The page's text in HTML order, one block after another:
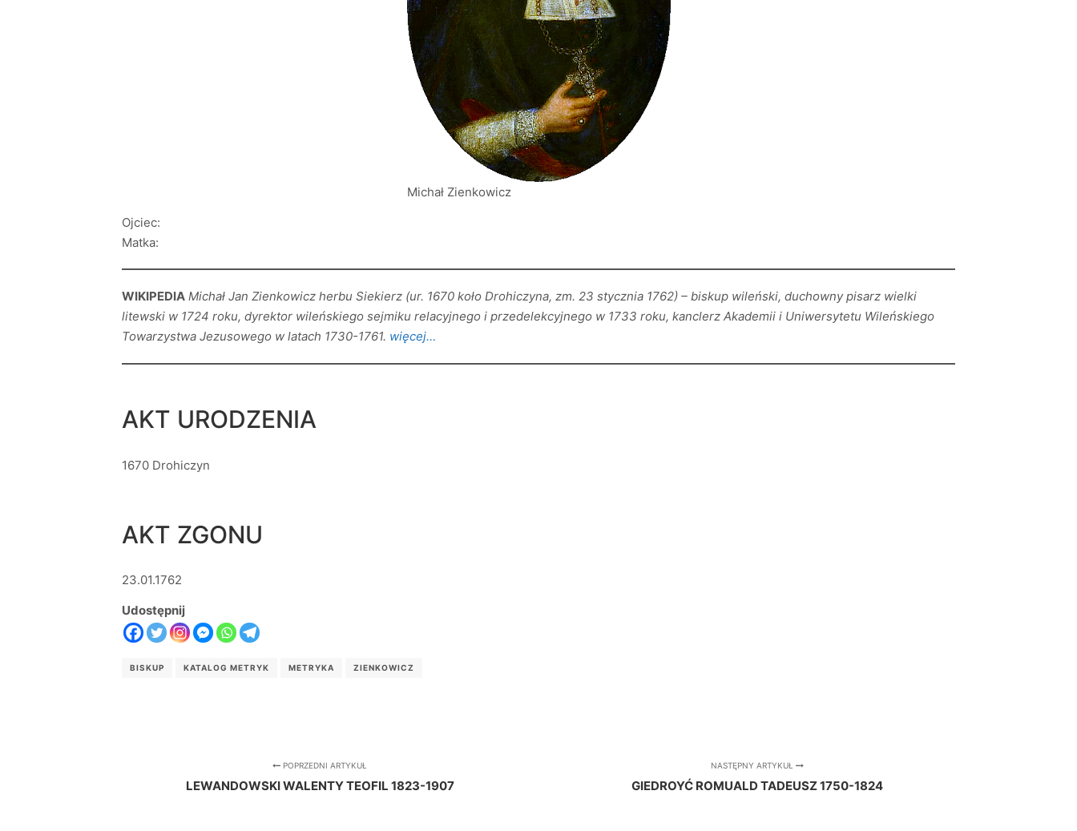
Michał Zienkowicz
Ojciec:
Matka:
WIKIPEDIA Michał Jan Zienkowicz herbu Siekierz (ur. 1670 koło Drohiczyna, zm. 23 stycznia 1762) – biskup wileński, duchowny pisarz wielki
litewski w 1724 roku, dyrektor wileńskiego sejmiku relacyjnego i przedelekcyjnego w 1733 roku, kanclerz Akademii i Uniwersytetu Wileńskiego
Towarzystwa Jezusowego w latach 1730-1761. więcej…
AKT URODZENIA
1670 Drohiczyn
AKT ZGONU
23.01.1762
Udostępnij
BISKUP KATALOG METRYK METRYKA ZIENKOWICZ
POPRZEDNI ARTYKUŁ
LEWANDOWSKI WALENTY TEOFIL 1823-1907
NASTĘPNY ARTYKUŁ
GIEDROYĆ ROMUALD TADEUSZ 1750-1824